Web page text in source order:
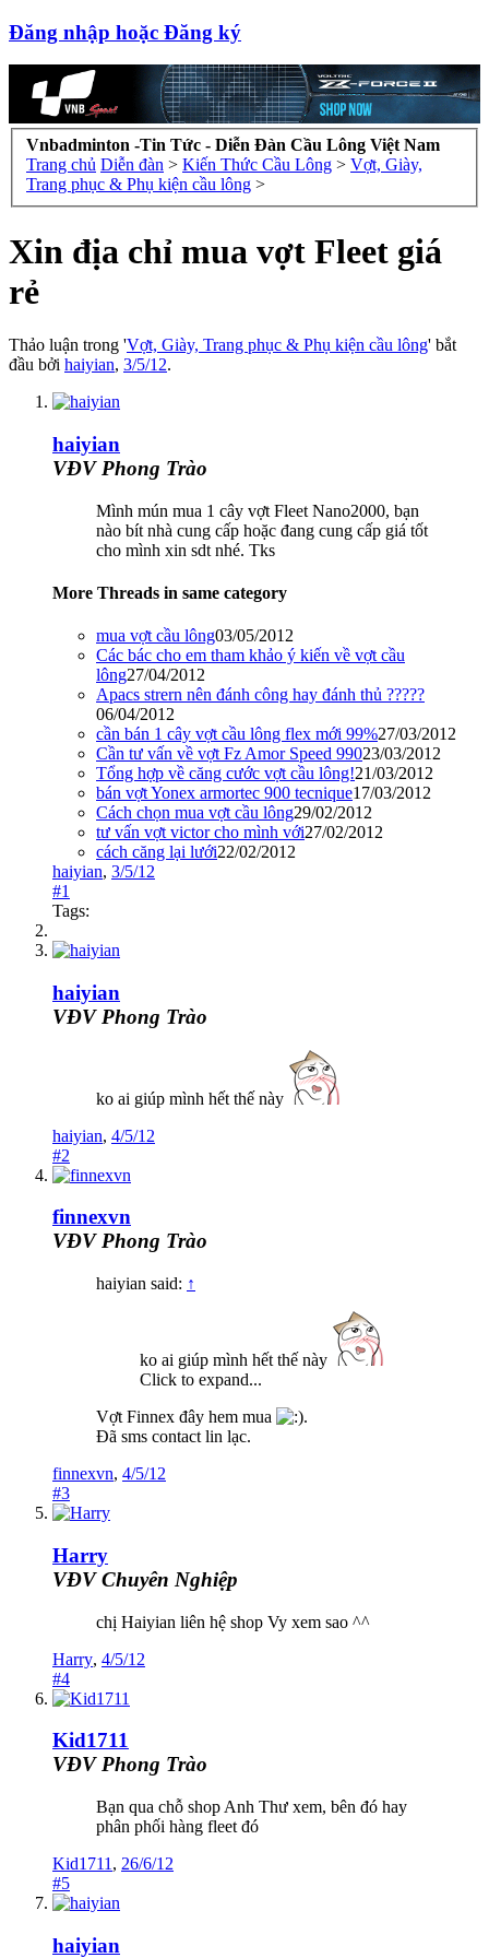
Đăng nhập hoặc Đăng ký
Vnbadminton -Tin Tức - Diễn Đàn Cầu Lông Việt Nam
Trang chủ Diễn đàn > Kiến Thức Cầu Lông > Vợt, Giày,
Trang phục & Phụ kiện cầu lông >
Xin địa chỉ mua vợt Fleet giá
rẻ
Thảo luận trong 'Vợt, Giày, Trang phục & Phụ kiện cầu lông' bắt
đầu bởi haiyian, 3/5/12.
haiyian
VĐV Phong Trào
Mình mún mua 1 cây vợt Fleet Nano2000, bạn
nào bít nhà cung cấp hoặc đang cung cấp giá tốt
cho mình xin sdt nhé. Tks
More Threads in same category
mua vợt cầu lông03/05/2012
Các bác cho em tham khảo ý kiến về vợt cầu
lông27/04/2012
Apacs strern nên đánh công hay đánh thủ ?????
06/04/2012
cần bán 1 cây vợt cầu lông flex mới 99%27/03/2012
Cần tư vấn về vợt Fz Amor Speed 99023/03/2012
Tổng hợp về căng cước vợt cầu lông!21/03/2012
bán vợt Yonex armortec 900 tecnique17/03/2012
Cách chọn mua vợt cầu lông29/02/2012
tư vấn vợt victor cho mình với27/02/2012
cách căng lại lưới22/02/2012
haiyian, 3/5/12
#1
Tags:
haiyian
VĐV Phong Trào
ko ai giúp mình hết thế này
haiyian, 4/5/12
#2
finnexvn
VĐV Phong Trào
haiyian said: ↑
ko ai giúp mình hết thế này
Click to expand...
Vợt Finnex đây hem mua
.
Đã sms contact lin lạc.
finnexvn, 4/5/12
#3
Harry
VĐV Chuyên Nghiệp
chị Haiyian liên hệ shop Vy xem sao ^^
Harry, 4/5/12
#4
Kid1711
VĐV Phong Trào
Bạn qua chỗ shop Anh Thư xem, bên đó hay
phân phối hàng fleet đó
Kid1711 , 26/6/12
#5
haiyian